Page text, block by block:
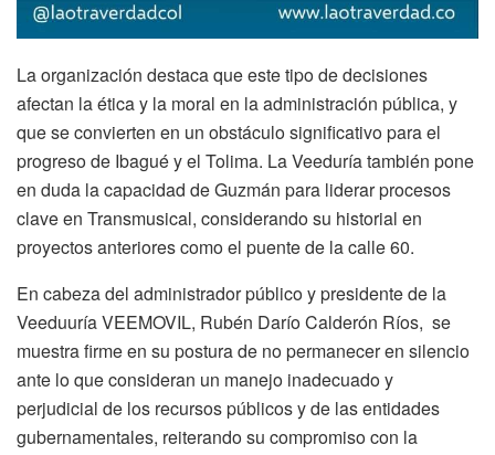
La organización destaca que este tipo de decisiones
afectan la ética y la moral en la administración pública, y
que se convierten en un obstáculo significativo para el
progreso de Ibagué y el Tolima. La Veeduría también pone
en duda la capacidad de Guzmán para liderar procesos
clave en Transmusical, considerando su historial en
proyectos anteriores como el puente de la calle 60.
En cabeza del administrador público y presidente de la
Veeduuría VEEMOVIL, Rubén Darío Calderón Ríos, se
muestra firme en su postura de no permanecer en silencio
ante lo que consideran un manejo inadecuado y
perjudicial de los recursos públicos y de las entidades
gubernamentales, reiterando su compromiso con la